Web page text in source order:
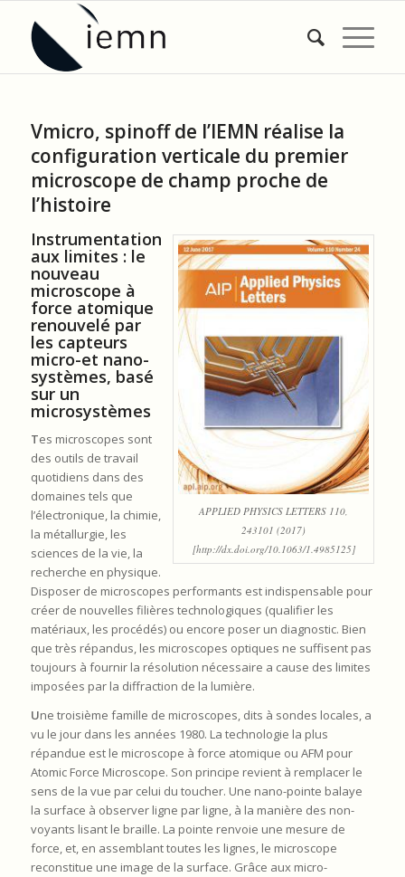
Vmicro, spinoff de l’IEMN réalise la
configuration verticale du premier
microscope de champ proche de
l’histoire
APPLIED PHYSICS LETTERS 110,
243101 (2017)
[http://dx.doi.org/10.1063/1.4985125]
Instrumentation
aux limites : le
nouveau
microscope à
force atomique
renouvelé par
les capteurs
micro-et nano-
systèmes, basé
sur un
microsystèmes
Tes microscopes sont
des outils de travail
quotidiens dans des
domaines tels que
l’électronique, la chimie,
la métallurgie, les
sciences de la vie, la
recherche en physique.
Disposer de microscopes performants est indispensable pour
créer de nouvelles filières technologiques (qualifier les
matériaux, les procédés) ou encore poser un diagnostic. Bien
que très répandus, les microscopes optiques ne suffisent pas
toujours à fournir la résolution nécessaire a cause des limites
imposées par la diffraction de la lumière.
Une troisième famille de microscopes, dits à sondes locales, a
vu le jour dans les années 1980. La technologie la plus
répandue est le microscope à force atomique ou AFM pour
Atomic Force Microscope. Son principe revient à remplacer le
sens de la vue par celui du toucher. Une nano-pointe balaye
la surface à observer ligne par ligne, à la manière des non-
voyants lisant le braille. La pointe renvoie une mesure de
force, et, en assemblant toutes les lignes, le microscope
reconstitue une image de la surface. Grâce aux micro-